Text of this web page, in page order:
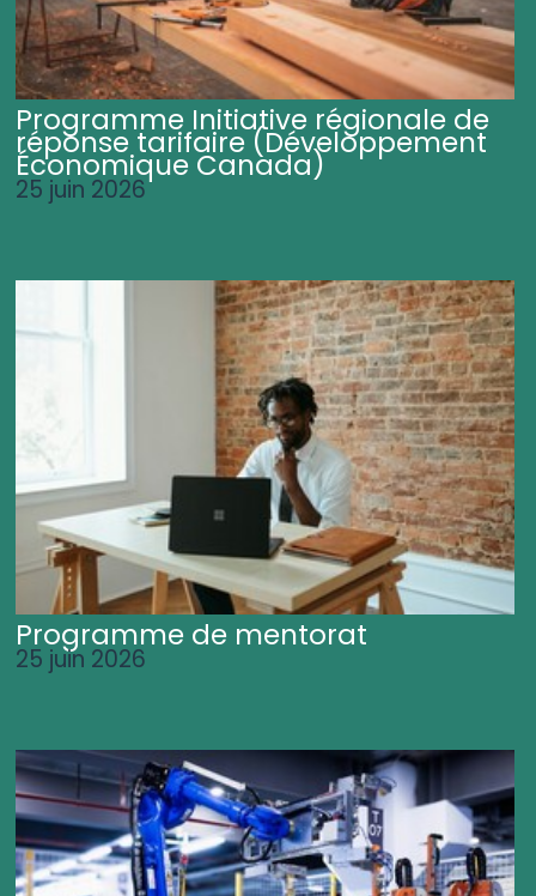
Programme Initiative régionale de
réponse tarifaire (Développement
Économique Canada)
25 juin 2026
Programme de mentorat
25 juin 2026